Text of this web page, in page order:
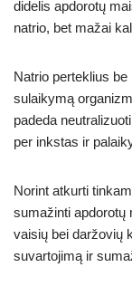
didelis apdorotų
natrio, bet mažai
Natrio perteklius
sulaikymą
padeda
per inkstas ir
Norint atkurti
sumažinti apdorotų
vaisių bei daržovių
suvartojimą ir